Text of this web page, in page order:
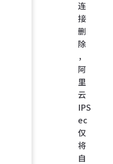
连
接
删
除
，
阿
里
云
IPS
ec
仅
将
自